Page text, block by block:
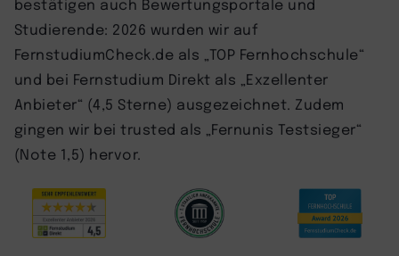
bestätigen auch Bewertungsportale und
Studierende: 2026 wurden wir auf
FernstudiumCheck.de als „TOP Fernhochschule“
und bei Fernstudium Direkt als „Exzellenter
Anbieter“ (4,5 Sterne) ausgezeichnet. Zudem
gingen wir bei trusted als „Fernunis Testsieger“
(Note 1,5) hervor.